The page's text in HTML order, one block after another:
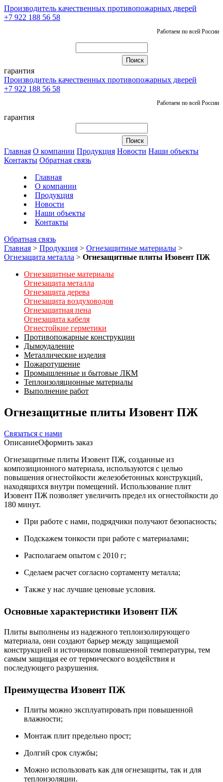
Производитель качественных противопожарных дверей
+7 922 188 56 58
Работаем по всей России
гарантия
Производитель качественных противопожарных дверей
+7 922 188 56 58
Работаем по всей России
гарантия
Главная О компании Продукция Новости Наши объекты
Контакты Обратная связь
Главная
О компании
Продукция
Новости
Наши объекты
Контакты
Обратная связь
Главная > Продукция > Огнезащитные материалы >
Огнезащита металла > Огнезащитные плиты Изовент ПЖ
Огнезащитные материалы
Огнезащита металла
Огнезащита дерева
Огнезащита воздуховодов
Огнезащитная пена
Огнезащита кабеля
Огнестойкие герметики
Противопожарные конструкции
Дымоудаление
Металлические изделия
Пожаротушение
Промышленные и бытовые ЛКМ
Теплоизоляционные материалы
Выполнение работ
Огнезащитные плиты Изовент ПЖ
Связаться с нами
ОписаниеОформить заказ
Огнезащитные плиты Изовент ПЖ, созданные из
композиционного материала, используются с целью
повышения огнестойкости железобетонных конструкций,
находящихся внутри помещений. Использование плит
Изовент ПЖ позволяет увеличить предел их огнестойкости до
180 минут.
При работе с нами, подрядчики получают безопасность;
Подскажем тонкости при работе с материалами;
Располагаем опытом с 2010 г;
Сделаем расчет согласно сортаменту металла;
Также у нас лучшие ценовые условия.
Основные характеристики Изовент ПЖ
Плиты выполнены из надежного теплоизолирующего
материала, они создают барьер между защищаемой
конструкцией и источником повышенной температуры, тем
самым защищая ее от термического воздействия и
последующего разрушения.
Преимущества Изовент ПЖ
Плиты можно эксплуатировать при повышенной
влажности;
Монтаж плит предельно прост;
Долгий срок службы;
Можно использовать как для огнезащиты, так и для
теплоизоляции.